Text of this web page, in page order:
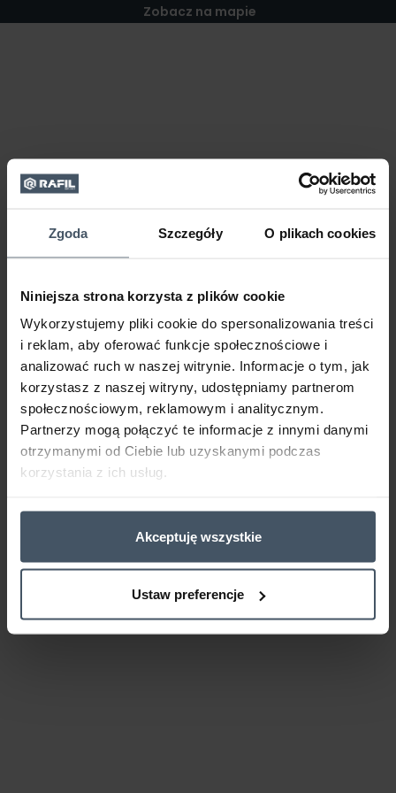
Zgoda Szczegóły O plikach cookies
Niniejsza strona korzysta z plików cookie
Wykorzystujemy pliki cookie do spersonalizowania treści
i reklam, aby oferować funkcje społecznościowe i
analizować ruch w naszej witrynie. Informacje o tym, jak
korzystasz z naszej witryny, udostępniamy partnerom
społecznościowym, reklamowym i analitycznym.
Partnerzy mogą połączyć te informacje z innymi danymi
otrzymanymi od Ciebie lub uzyskanymi podczas
korzystania z ich usług.
Akceptuję wszystkie
Ustaw preferencje
Zobacz na mapie